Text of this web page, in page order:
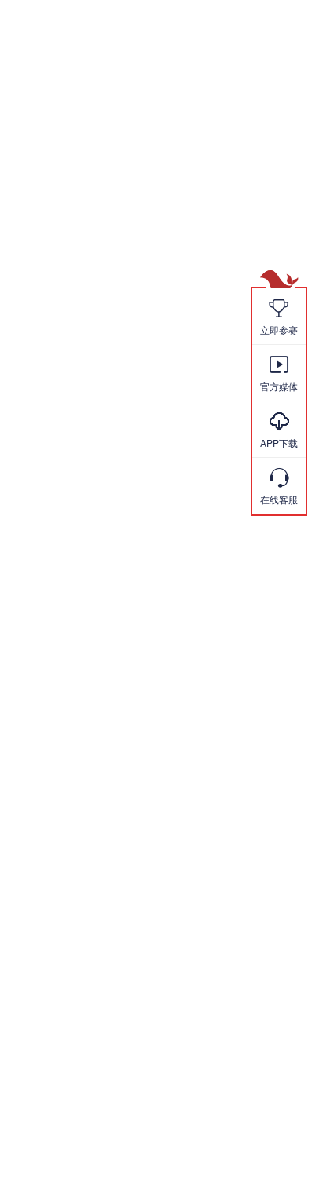

立即参赛

官方媒体

APP下载

在线客服